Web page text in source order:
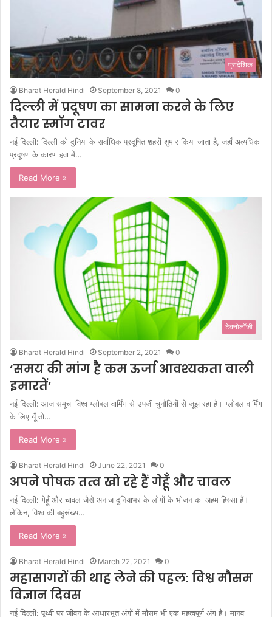
प्रादेशिक
Bharat Herald Hindi September 8, 2021 0
दिल्ली में प्रदूषण का सामना करने के लिए
तैयार स्मॉग टावर
नई दिल्ली: दिल्ली को दुनिया के सर्वाधिक प्रदूषित शहरों शुमार किया जाता है, जहाँ अत्यधिक
प्रदूषण के कारण हवा में…
Read More »
टेक्नोलॉजी
Bharat Herald Hindi September 2, 2021 0
‘समय की मांग है कम ऊर्जा आवश्यकता वाली
इमारतें’
नई दिल्ली: आज समूचा विश्व ग्लोबल वार्मिंग से उपजी चुनौतियों से जूझ रहा है। ग्लोबल वार्मिंग
के लिए यूँ तो…
Read More »
Bharat Herald Hindi June 22, 2021 0
अपने पोषक तत्व खो रहे हैं गेहूँ और चावल
नई दिल्ली: गेहूँ और चावल जैसे अनाज दुनियाभर के लोगों के भोजन का अहम हिस्सा हैं।
लेकिन, विश्व की बहुसंख्य…
Read More »
Bharat Herald Hindi March 22, 2021 0
महासागरों की थाह लेने की पहल: विश्व मौसम
विज्ञान दिवस
नई दिल्ली: पृथ्वी पर जीवन के आधारभूत अंगों में मौसम भी एक महत्वपूर्ण अंग है। मानव